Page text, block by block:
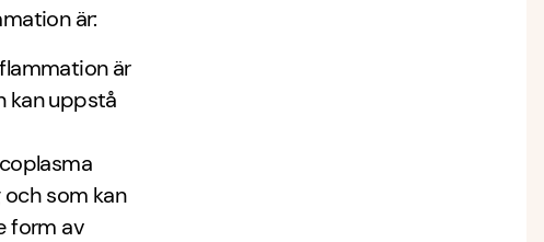
är:
är
kan uppstå
som kan
form av